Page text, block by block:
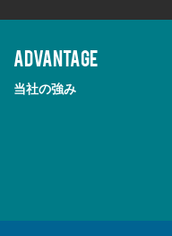
ADVANTAGE
当社の強み